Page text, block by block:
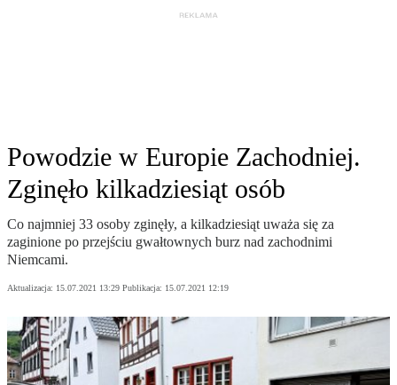
Powodzie w Europie Zachodniej.
Zginęło kilkadziesiąt osób
Co najmniej 33 osoby zginęły, a kilkadziesiąt uważa się za
zaginione po przejściu gwałtownych burz nad zachodnimi
Niemcami.
Aktualizacja: 15.07.2021 13:29 Publikacja: 15.07.2021 12:19